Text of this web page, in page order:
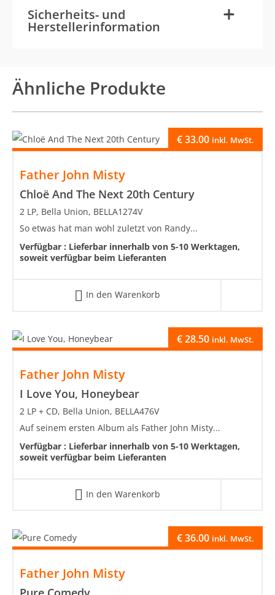
Sicherheits- und
Herstellerinformation +
-
Ähnliche Produkte
Father John Misty
Chloë And The Next 20th Century
€33.00 inkl. MwSt.
2 LP, Bella Union, BELLA1274V
So etwas hat man wohl zuletzt von Randy...
Verfügbar : Lieferbar innerhalb von 5-10 Werktagen,
soweit verfügbar beim Lieferanten
In den Warenkorb
Father John Misty
I Love You, Honeybear
€28.50 inkl. MwSt.
2 LP + CD, Bella Union, BELLA476V
Auf seinem ersten Album als Father John Misty...
Verfügbar : Lieferbar innerhalb von 5-10 Werktagen,
soweit verfügbar beim Lieferanten
In den Warenkorb
Father John Misty
€36.00 inkl. MwSt.